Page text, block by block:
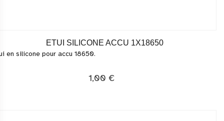
ETUI SILICONE ACCU 1X18650
en silicone pour accu 18650.
1,00 €